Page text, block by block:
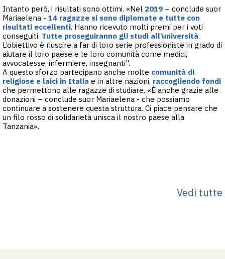
Intanto però, i risultati sono ottimi. «Nel 2019 – conclude suor
Mariaelena - 14 ragazze si sono diplomate e tutte con
risultati eccellenti. Hanno ricevuto molti premi per i voti
conseguiti. Tutte proseguiranno gli studi all’università.
L’obiettivo è riuscire a far di loro serie professioniste in grado di
aiutare il loro paese e le loro comunità come medici,
avvocatesse, infermiere, insegnanti".
A questo sforzo partecipano anche molte comunità di
religiose e laici in Italia e in altre nazioni, raccogliendo fondi
che permettono alle ragazze di studiare. «È anche grazie alle
donazioni – conclude suor Mariaelena - che possiamo
continuare a sostenere questa struttura. Ci piace pensare che
un filo rosso di solidarietà unisca il nostro paese alla
Tanzania».
Vedi tutte